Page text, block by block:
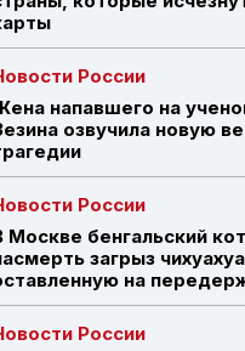
САЙТУ
России
напавшего на
озвучила новую
России
Москве бенгальский кот
загрыз
на
России